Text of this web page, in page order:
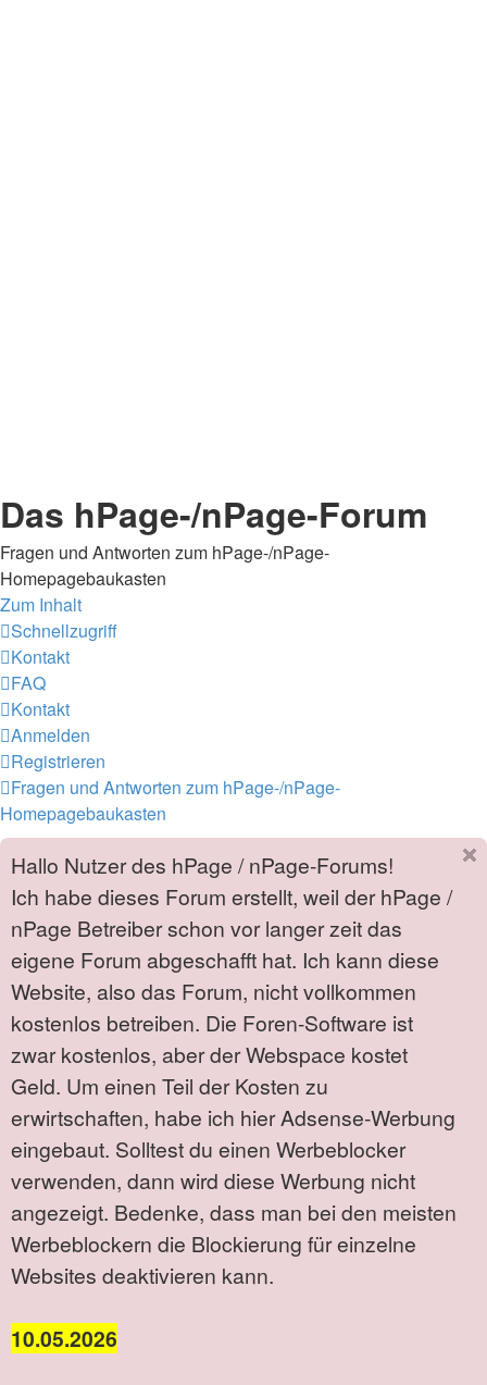
Das hPage-/nPage-Forum
Fragen und Antworten zum hPage-/nPage-
Homepagebaukasten
Zum Inhalt
Schnellzugriff
Kontakt
FAQ
Kontakt
Anmelden
Registrieren
Fragen und Antworten zum hPage-/nPage-
Homepagebaukasten
Hallo Nutzer des hPage / nPage-Forums!
Ich habe dieses Forum erstellt, weil der hPage /
nPage Betreiber schon vor langer zeit das
eigene Forum abgeschafft hat. Ich kann diese
Website, also das Forum, nicht vollkommen
kostenlos betreiben. Die Foren-Software ist
zwar kostenlos, aber der Webspace kostet
Geld. Um einen Teil der Kosten zu
erwirtschaften, habe ich hier Adsense-Werbung
eingebaut. Solltest du einen Werbeblocker
verwenden, dann wird diese Werbung nicht
angezeigt. Bedenke, dass man bei den meisten
Werbeblockern die Blockierung für einzelne
Websites deaktivieren kann.
10.05.2026